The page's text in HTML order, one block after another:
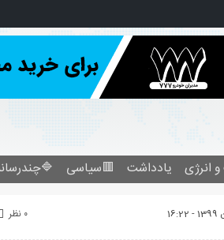
انرژی یادداشت 🟥سیاسی
۰ نظر